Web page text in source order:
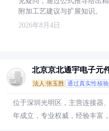
附加工艺建议与扩展知识。
2026年8月4日
北京京北通宇电子元
分公司
法人:张玉胜 通过真实性核验
位于深圳光明区，主营连接器
年成立，专业权威，经验丰富